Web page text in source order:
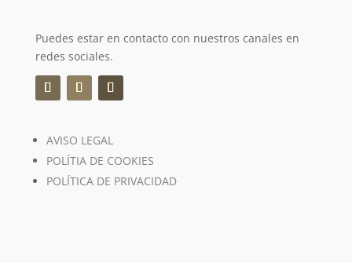
Puedes estar en contacto con nuestros canales en
redes sociales.
AVISO LEGAL
POLÍTIA DE COOKIES
POLÍTICA DE PRIVACIDAD